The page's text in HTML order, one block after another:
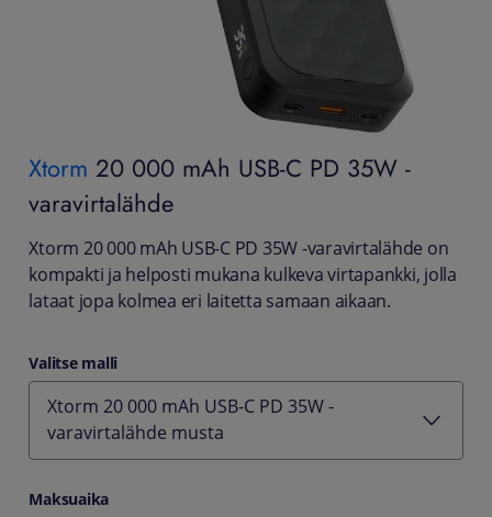
Xtorm 20 000 mAh USB-C PD 35W -
varavirtalähde
Xtorm 20 000 mAh USB-C PD 35W -varavirtalähde on
kompakti ja helposti mukana kulkeva virtapankki, jolla
lataat jopa kolmea eri laitetta samaan aikaan.
Valitse malli
Xtorm 20 000 mAh USB-C PD 35W -
varavirtalähde musta
Maksuaika